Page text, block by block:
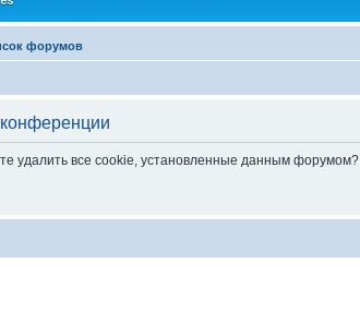
форумов
удалить все cookie, установленные данным форумом?